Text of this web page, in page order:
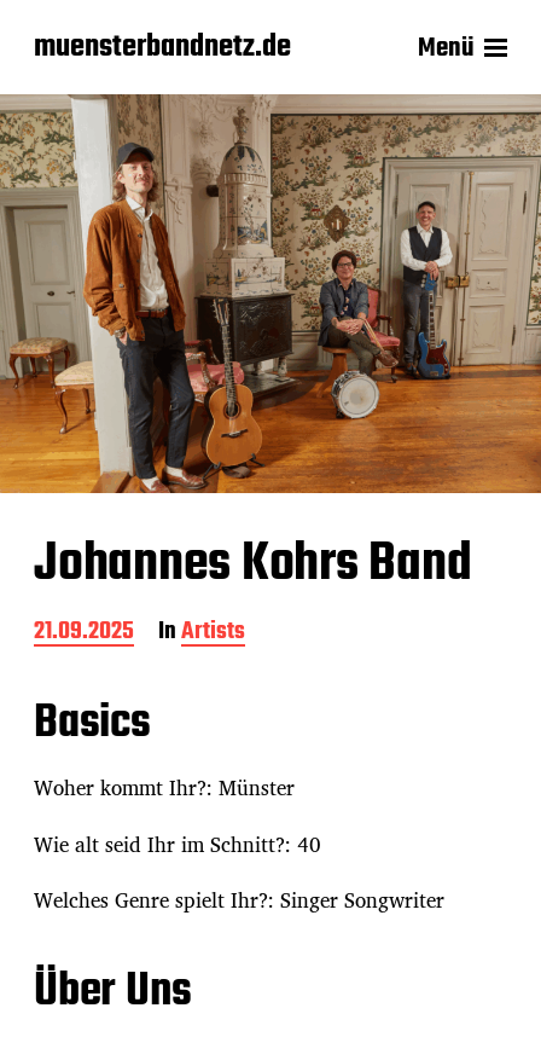
muensterbandnetz.de Menü
Johannes Kohrs Band
B
e
t
r
g
s
a
u
21.09.2025 InArtists
Basics
Woher kommt Ihr?: Münster
Wie alt seid Ihr im Schnitt?: 40
Welches Genre spielt Ihr?: Singer Songwriter
Über Uns